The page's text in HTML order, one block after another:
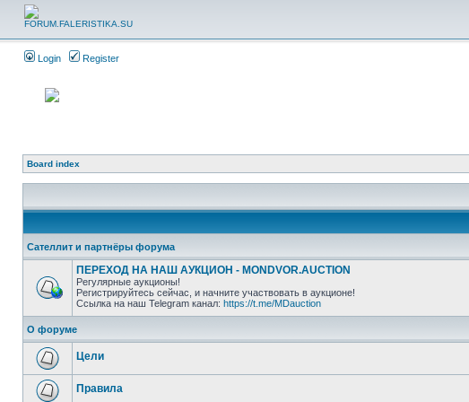
Login Register
Board index
Сателлит и партнёры форума
ПЕРЕХОД НА НАШ АУКЦИОН - MONDVOR.AUCTION
Регулярные аукционы!
Регистрируйтесь сейчас, и начните участвовать в аукционе!
Ссылка на наш Telegram канал: https://t.me/MDauction
О форуме
Цели
Правила